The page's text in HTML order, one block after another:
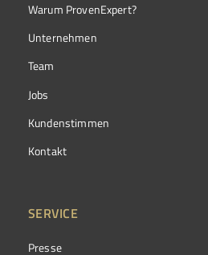
Warum ProvenExpert?
Unternehmen
Team
Jobs
Kundenstimmen
Kontakt
SERVICE
Presse